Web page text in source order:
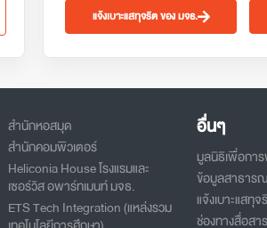
แจ้งเบาะแสทุจริต ของ มจธ.
สำนักหอสมุด
สำนักคอมพิวเตอร์
Heliconia House โรงแรมและ
เซอร์วิส อพาร์ทเมนท์ มจธ.
ETS Tech Integration (แหล่งรวม
อื่นๆ
มูลนิธิเพื่อกา
ข้อมูลสาธาร
แจ้งเบาะแสทุจ
ช่องทางสื่อสา